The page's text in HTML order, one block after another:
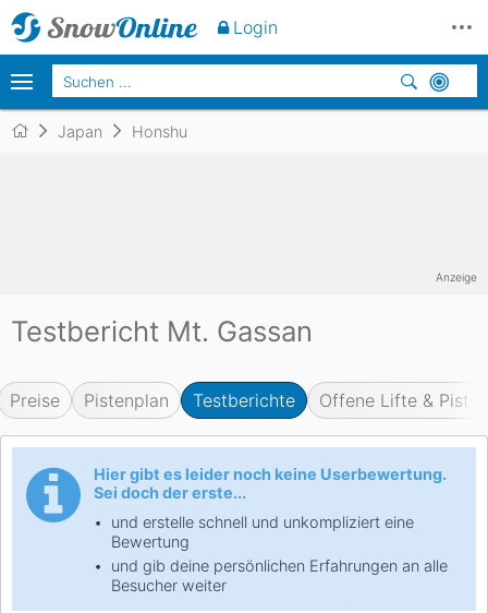
Japan Honshu
Testbericht Mt. Gassan
Preise Pistenplan Testberichte Offene Lifte & Pisten
Hier gibt es leider noch keine Userbewertung.
Sei doch der erste...
und erstelle schnell und unkompliziert eine
Bewertung
und gib deine persönlichen Erfahrungen an alle
Besucher weiter
Anzeige
Login